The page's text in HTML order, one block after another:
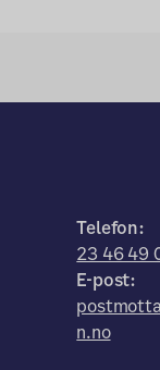
Telefon:
23 46 49
E-post:
n.no